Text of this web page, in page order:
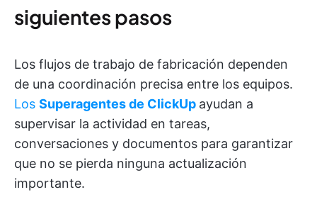
siguientes pasos
Los flujos de trabajo de fabricación dependen
de una coordinación precisa entre los equipos.
Los Superagentes de ClickUp ayudan a
supervisar la actividad en tareas,
conversaciones y documentos para garantizar
que no se pierda ninguna actualización
importante.